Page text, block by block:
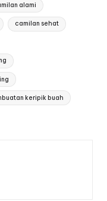
alami
camilan sehat
keripik buah